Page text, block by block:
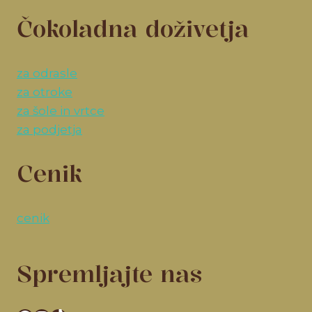
Čokoladna doživetja
za odrasle
za otroke
za šole in vrtce
za podjetja
Cenik
cenik
Spremljajte nas